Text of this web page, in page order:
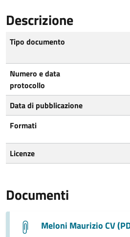
Descrizione
Tipo documento
Numero e data
protocollo
Data di pubblicazione
Formati
Licenze
Documenti
Meloni Maurizio CV